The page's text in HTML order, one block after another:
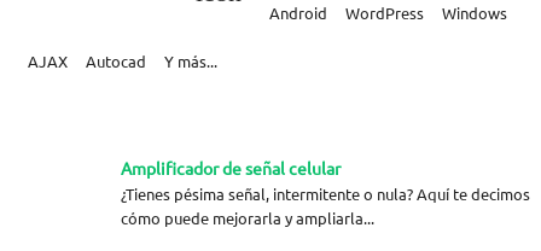
Android WordPress Windows
AJAX Autocad Y más...
Amplificador de señal celular
¿Tienes pésima señal, intermitente o nula? Aquí te decimos
cómo puede mejorarla y ampliarla...